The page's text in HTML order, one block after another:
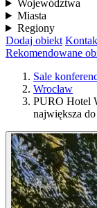
Województwa
Miasta
Regiony
Dodaj obiekt
Rekomendowane
Sale
Wrocław
PURO Hotel
największa